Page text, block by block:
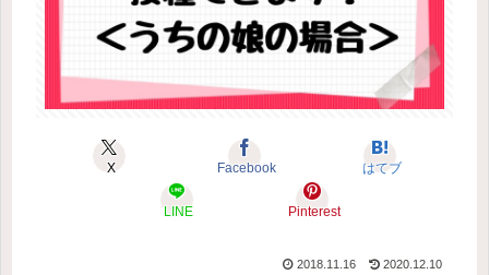
X Facebook はてブ
LINE Pinterest
2018.11.16 2020.12.10